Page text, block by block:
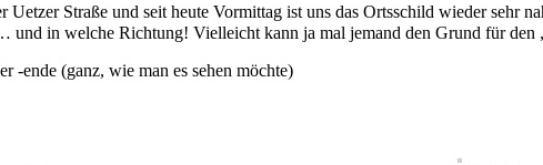
Straße und seit heute Vormittag ist uns das Ortsschild wieder sehr
und in welche Richtung! Vielleicht kann ja mal jemand den Grund für den
-ende (ganz, wie man es sehen möchte)